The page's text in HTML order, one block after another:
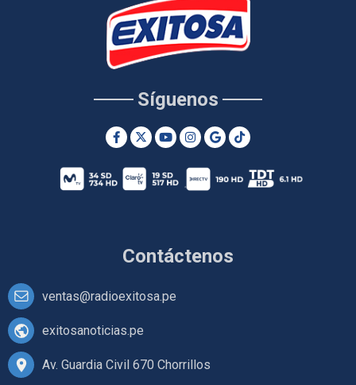
Contáctenos
ventas@radioexitosa.pe
exitosanoticias.pe
Av. Guardia Civil 670 Chorrillos
Síguenos